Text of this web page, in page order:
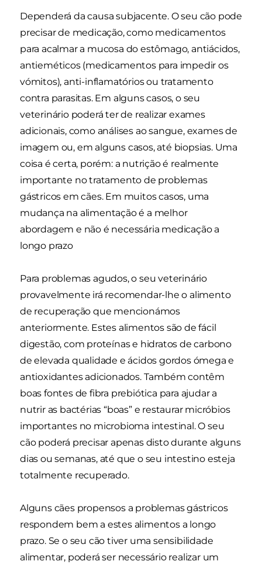
Dependerá da causa subjacente. O seu cão pode
precisar de medicação, como medicamentos
para acalmar a mucosa do estômago, antiácidos,
antieméticos (medicamentos para impedir os
vómitos), anti-inflamatórios ou tratamento
contra parasitas. Em alguns casos, o seu
veterinário poderá ter de realizar exames
adicionais, como análises ao sangue, exames de
imagem ou, em alguns casos, até biopsias. Uma
coisa é certa, porém: a nutrição é realmente
importante no tratamento de problemas
gástricos em cães. Em muitos casos, uma
mudança na alimentação é a melhor
abordagem e não é necessária medicação a
longo prazo
Para problemas agudos, o seu veterinário
provavelmente irá recomendar-lhe o alimento
de recuperação que mencionámos
anteriormente. Estes alimentos são de fácil
digestão, com proteínas e hidratos de carbono
de elevada qualidade e ácidos gordos ómega e
antioxidantes adicionados. Também contêm
boas fontes de fibra prebiótica para ajudar a
nutrir as bactérias “boas” e restaurar micróbios
importantes no microbioma intestinal. O seu
cão poderá precisar apenas disto durante alguns
dias ou semanas, até que o seu intestino esteja
totalmente recuperado.
Alguns cães propensos a problemas gástricos
respondem bem a estes alimentos a longo
prazo. Se o seu cão tiver uma sensibilidade
alimentar, poderá ser necessário realizar um